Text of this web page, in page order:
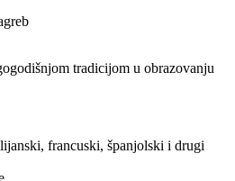
tradicijom u obrazovanju
francuski, španjolski i drugi